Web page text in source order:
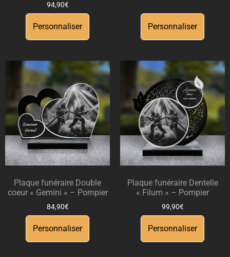
94,90€
Personnaliser Personnaliser
Plaque funéraire Double
coeur « Gemini » – Pompier
84,90€
Personnaliser
Plaque funéraire Dentelle
« Filum » – Pompier
99,90€
Personnaliser